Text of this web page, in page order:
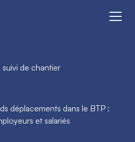
de chantier
déplacements dans le BTP :
et salariés